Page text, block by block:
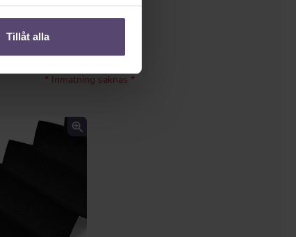
Tillåt alla
* Inmatning saknas *